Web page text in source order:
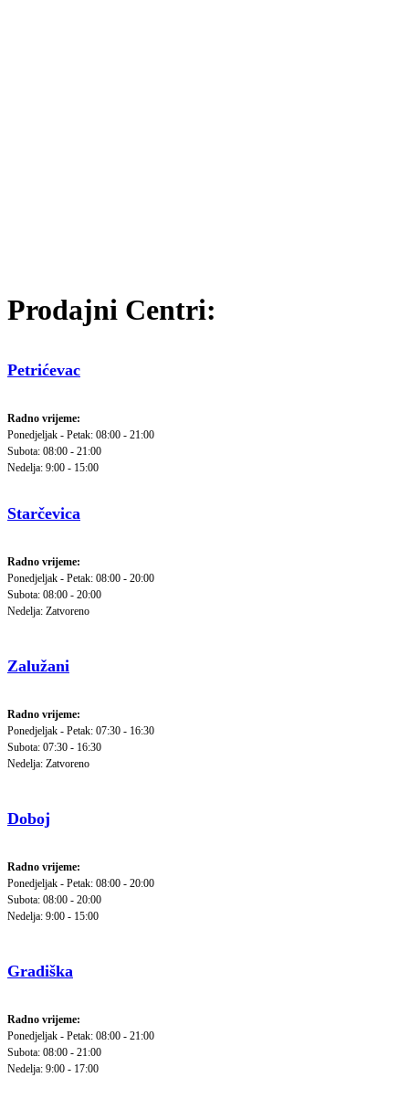
Prodajni Centri:
Petrićevac
Radno vrijeme:
Ponedjeljak - Petak: 08:00 - 21:00
Subota: 08:00 - 21:00
Nedelja: 9:00 - 15:00
Starčevica
Radno vrijeme:
Ponedjeljak - Petak: 08:00 - 20:00
Subota: 08:00 - 20:00
Nedelja: Zatvoreno
Zalužani
Radno vrijeme:
Ponedjeljak - Petak: 07:30 - 16:30
Subota: 07:30 - 16:30
Nedelja: Zatvoreno
Doboj
Radno vrijeme:
Ponedjeljak - Petak: 08:00 - 20:00
Subota: 08:00 - 20:00
Nedelja: 9:00 - 15:00
Gradiška
Radno vrijeme:
Ponedjeljak - Petak: 08:00 - 21:00
Subota: 08:00 - 21:00
Nedelja: 9:00 - 17:00